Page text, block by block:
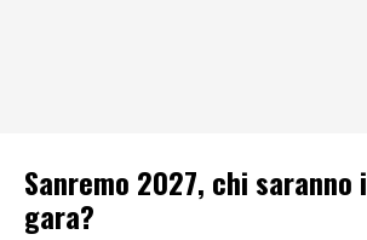
Sanremo 2027, chi saranno
gara?